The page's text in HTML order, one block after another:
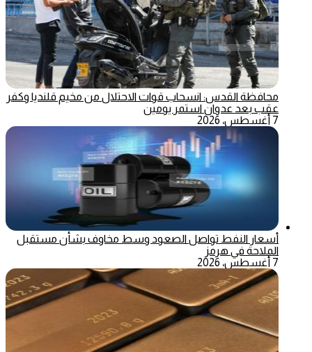
محافظة القدس: انسحاب قوات الاحتلال من مخيم قلنديا وكفر
عقب بعد عدوان استمر يومين
7 أغسطس، 2026
أسعار النفط تواصل الصعود وسط مخاوف بشأن مستقبل
الملاحة في هرمز
7 أغسطس، 2026